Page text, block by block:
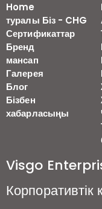
Home
туралы Біз - CHG
Сертификаттар
Бренд
мансап
Галерея
Блог
Бізбен
хабарласыңы
Visgo
Корпоративтік